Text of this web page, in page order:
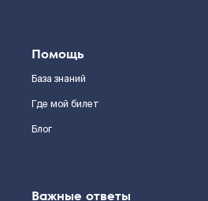
Помощь
База знаний
Где мой билет
Блог
Важные ответы